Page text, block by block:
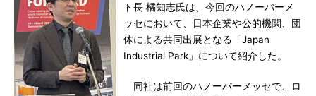
ト長 橘知志氏は、今回のハノーバーメ
ッセにおいて、日本企業や公的機関、団
体による共同出展となる「Japan
Industrial Park」について紹介した。
同社は前回のハノーバーメッセで、ロ